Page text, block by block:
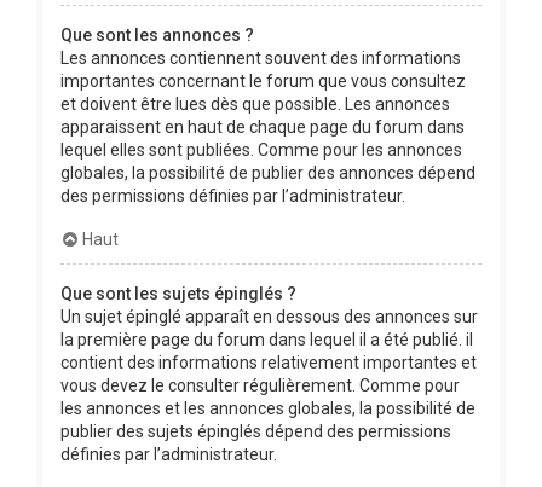
Que sont les annonces ?
Les annonces contiennent souvent des informations
importantes concernant le forum que vous consultez
et doivent être lues dès que possible. Les annonces
apparaissent en haut de chaque page du forum dans
lequel elles sont publiées. Comme pour les annonces
globales, la possibilité de publier des annonces dépend
des permissions définies par l’administrateur.
Haut
Que sont les sujets épinglés ?
Un sujet épinglé apparaît en dessous des annonces sur
la première page du forum dans lequel il a été publié. il
contient des informations relativement importantes et
vous devez le consulter régulièrement. Comme pour
les annonces et les annonces globales, la possibilité de
publier des sujets épinglés dépend des permissions
définies par l’administrateur.